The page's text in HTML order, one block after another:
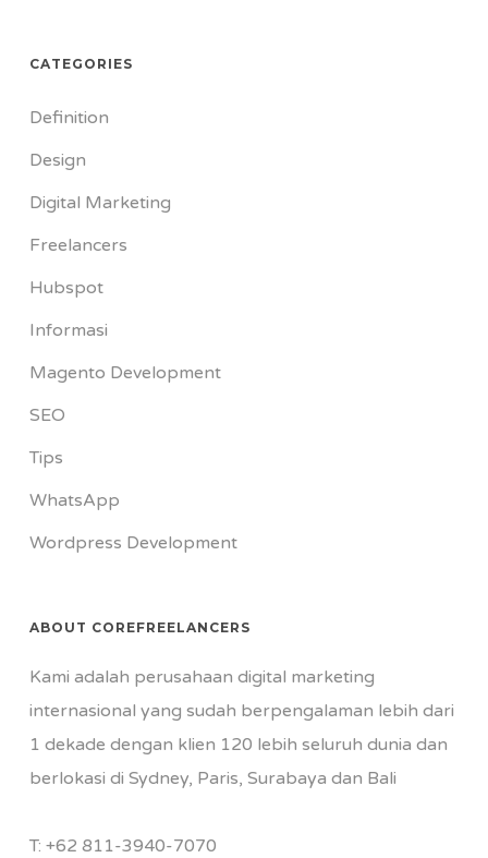
CATEGORIES
Definition
Design
Digital Marketing
Freelancers
Hubspot
Informasi
Magento Development
SEO
Tips
WhatsApp
Wordpress Development
ABOUT COREFREELANCERS
Kami adalah perusahaan digital marketing
internasional yang sudah berpengalaman lebih dari
1 dekade dengan klien 120 lebih seluruh dunia dan
berlokasi di Sydney, Paris, Surabaya dan Bali
T: +62 811-3940-7070